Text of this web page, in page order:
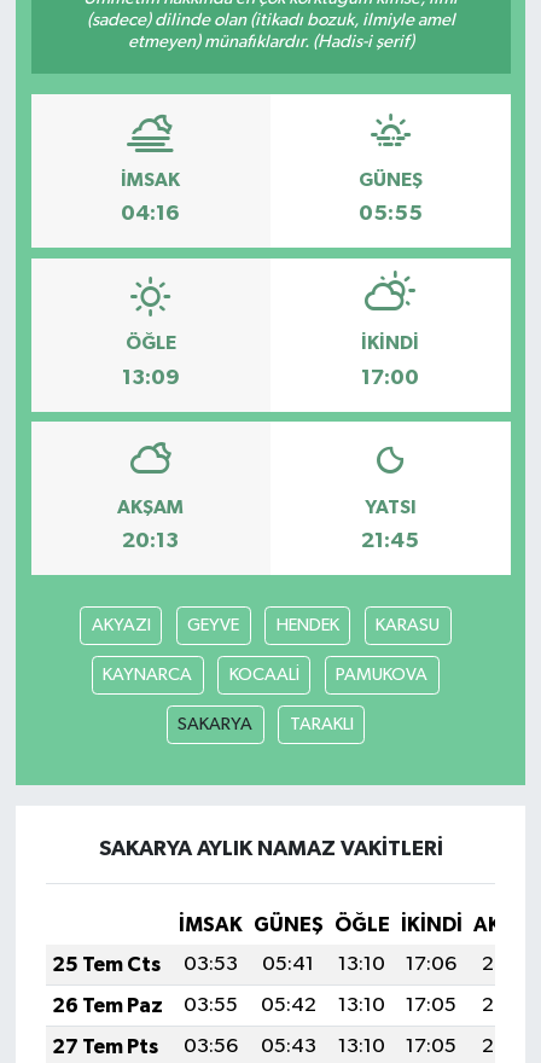
(sadece) dilinde olan (itikadı bozuk, ilmiyle amel
etmeyen) münafıklardır. (Hadis-i şerif)
İMSAK
04:16
GÜNEŞ
05:55
ÖĞLE
13:09
İKINDI
17:00
AKŞAM
20:13
YATSI
21:45
AKYAZI GEYVE HENDEK KARASU
KAYNARCA KOCAALİ PAMUKOVA
SAKARYA TARAKLI
SAKARYA AYLIK NAMAZ VAKITLERI
İMSAK GÜNEŞ ÖĞLE İKINDI
25 Tem Cts
03:53 05:41 13:10 17:06
20:29
26 Tem Paz
03:55 05:42 13:10 17:05
20:28
27 Tem Pts
03:56 05:43 13:10 17:05
20:27